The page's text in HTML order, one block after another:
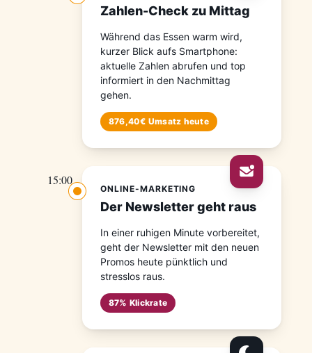
Zahlen-Check zu Mittag
Während das Essen warm wird,
kurzer Blick aufs Smartphone:
aktuelle Zahlen abrufen und top
informiert in den Nachmittag
gehen.
876,40€ Umsatz heute
15:00
ONLINE-MARKETING
Der Newsletter geht raus
In einer ruhigen Minute vorbereitet,
geht der Newsletter mit den neuen
Promos heute pünktlich und
stresslos raus.
87% Klickrate